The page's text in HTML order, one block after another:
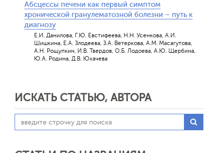
Абсцессы печени как первый симптом
хронической гранулематозной болезни – путь к
диагнозу
Е.И. Данилова, Г.Ю. Евстифеева, Н.Н. Усенкова, А.И.
Шишкина, Е.А. Злодеева, З.А. Ветеркова, А.М. Масагутова,
А.Н. Рощупкин, И.В. Твердов, О.Б. Лодоева, А.Ю. Щербина,
Ю.А. Родина, Д.В. Юхачева
ИСКАТЬ СТАТЬЮ, АВТОРА